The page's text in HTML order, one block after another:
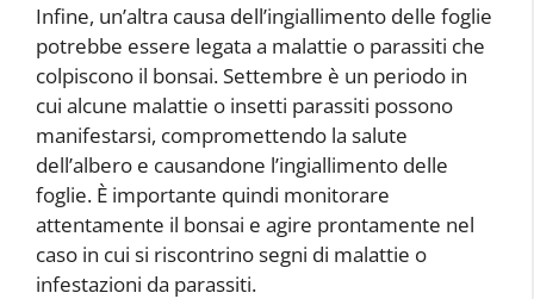
Infine, un’altra causa dell’ingiallimento delle foglie
potrebbe essere legata a malattie o parassiti che
colpiscono il bonsai. Settembre è un periodo in
cui alcune malattie o insetti parassiti possono
manifestarsi, compromettendo la salute
dell’albero e causandone l’ingiallimento delle
foglie. È importante quindi monitorare
attentamente il bonsai e agire prontamente nel
caso in cui si riscontrino segni di malattie o
infestazioni da parassiti.